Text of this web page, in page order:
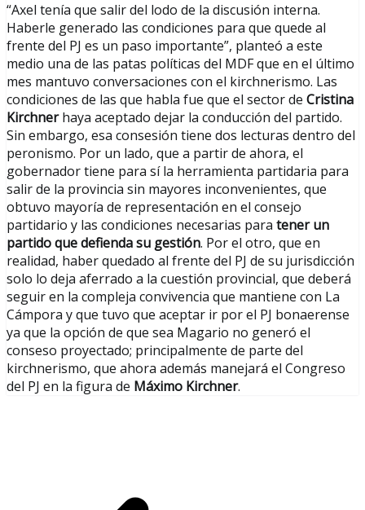
“Axel tenía que salir del lodo de la discusión interna.
Haberle generado las condiciones para que quede al
frente del PJ es un paso importante”, planteó a este
medio una de las patas políticas del MDF que en el último
mes mantuvo conversaciones con el kirchnerismo. Las
condiciones de las que habla fue que el sector de Cristina
Kirchnerhaya aceptado dejar la conducción del partido.
Sin embargo, esa consesión tiene dos lecturas dentro del
peronismo. Por un lado, que a partir de ahora, el
gobernador tiene para sí la herramienta partidaria para
salir de la provincia sin mayores inconvenientes, que
obtuvo mayoría de representación en el consejo
partidario y las condiciones necesarias para tener un
partido que defienda su gestión. Por el otro, que en
realidad, haber quedado al frente del PJ de su jurisdicción
solo lo deja aferrado a la cuestión provincial, que deberá
seguir en la compleja convivencia que mantiene con La
Cámpora y que tuvo que aceptar ir por el PJ bonaerense
ya que la opción de que sea Magario no generó el
conseso proyectado; principalmente de parte del
kirchnerismo, que ahora además manejará el Congreso
del PJ en la figura de Máximo Kirchner.